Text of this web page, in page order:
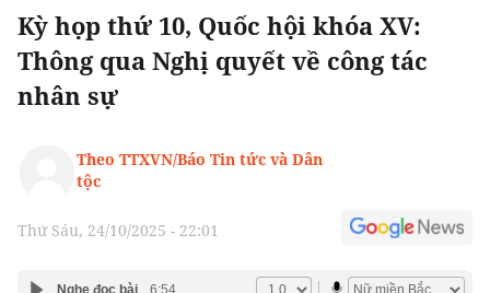
Kỳ họp thứ 10, Quốc hội khóa XV:
Thông qua Nghị quyết về công tác
nhân sự
Theo TTXVN/Báo Tin tức và Dân
tộc
Thứ Sáu, 24/10/2025 - 22:01
Nghe đọc bài 6:54